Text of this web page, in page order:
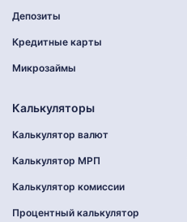
Депозиты
Кредитные карты
Микрозаймы
Калькуляторы
Калькулятор валют
Калькулятор МРП
Калькулятор комиссии
Процентный калькулятор